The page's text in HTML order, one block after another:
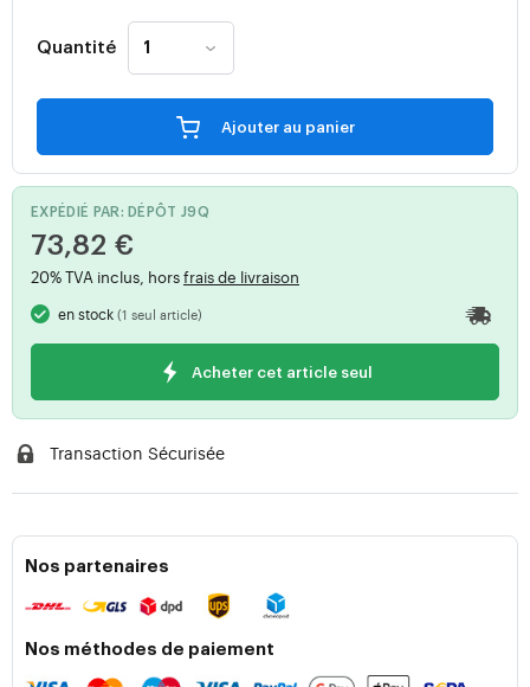
Quantité
Ajouter au panier
EXPÉDIÉ PAR: DÉPÔT J9Q
73,82 €
20% TVA inclus, horsfrais de livraison
en stock(1 seul article)
Acheter cet article seul
Transaction Sécurisée
Nos partenaires
Nos méthodes de paiement